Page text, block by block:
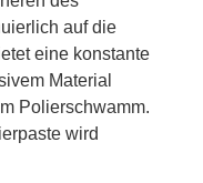
auf die
eine konstante
Material
Polierschwamm.
wird